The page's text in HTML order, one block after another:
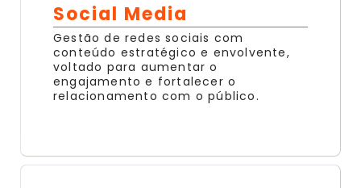
Social Media
Gestão de redes sociais com
conteúdo estratégico e envolvente,
voltado para aumentar o
engajamento e fortalecer o
relacionamento com o público.